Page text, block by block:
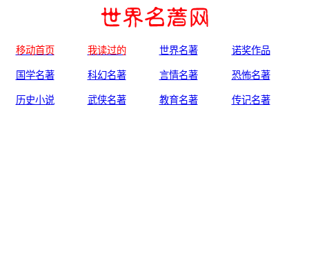
移动首页 我读过的 世界名著 诺奖作品
国学名著 科幻名著 言情名著 恐怖名著
历史小说 武侠名著 教育名著 传记名著